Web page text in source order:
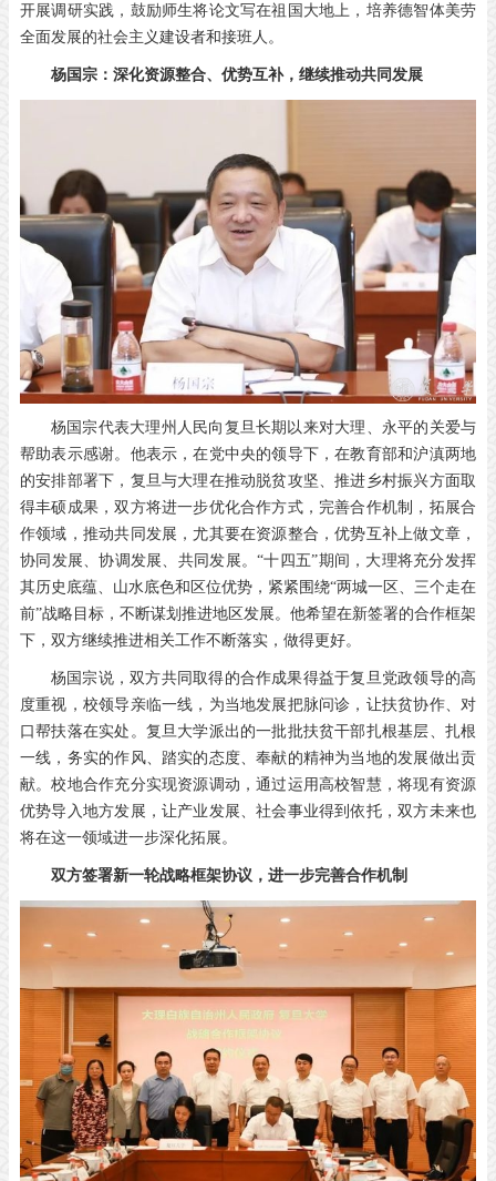
开展调研实践，鼓励师生将论文写在祖国大地上，培养德智体美劳
全面发展的社会主义建设者和接班人。
杨国宗：深化资源整合、优势互补，继续推动共同发展
杨国宗代表大理州人民向复旦长期以来对大理、永平的关爱与
帮助表示感谢。他表示，在党中央的领导下，在教育部和沪滇两地
的安排部署下，复旦与大理在推动脱贫攻坚、推进乡村振兴方面取
得丰硕成果，双方将进一步优化合作方式，完善合作机制，拓展合
作领域，推动共同发展，尤其要在资源整合，优势互补上做文章，
协同发展、协调发展、共同发展。“十四五”期间，大理将充分发挥
其历史底蕴、山水底色和区位优势，紧紧围绕“两城一区、三个走在
前”战略目标，不断谋划推进地区发展。他希望在新签署的合作框架
下，双方继续推进相关工作不断落实，做得更好。
杨国宗说，双方共同取得的合作成果得益于复旦党政领导的高
度重视，校领导亲临一线，为当地发展把脉问诊，让扶贫协作、对
口帮扶落在实处。复旦大学派出的一批批扶贫干部扎根基层、扎根
一线，务实的作风、踏实的态度、奉献的精神为当地的发展做出贡
献。校地合作充分实现资源调动，通过运用高校智慧，将现有资源
优势导入地方发展，让产业发展、社会事业得到依托，双方未来也
将在这一领域进一步深化拓展。
双方签署新一轮战略框架协议，进一步完善合作机制